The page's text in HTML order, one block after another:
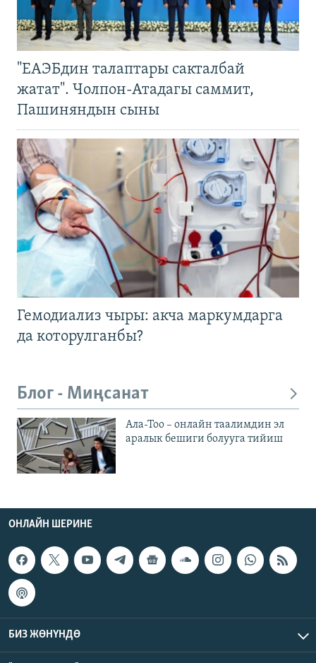
"ЕАЭБдин талаптары сакталбай
жатат". Чолпон-Атадагы саммит,
Пашиняндын сыны
Гемодиализ чыры: акча маркумдарга
да которулганбы?
Блог - Миңсанат
Ала-Тоо – онлайн таалимдин эл
аралык бешиги болууга тийиш
ОНЛАЙН ШЕРИНЕ
БИЗ ЖӨНҮНДӨ